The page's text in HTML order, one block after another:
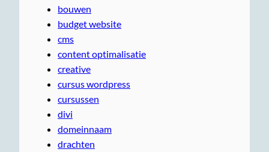
bouwen
budget website
cms
content optimalisatie
creative
cursus wordpress
cursussen
divi
domeinnaam
drachten